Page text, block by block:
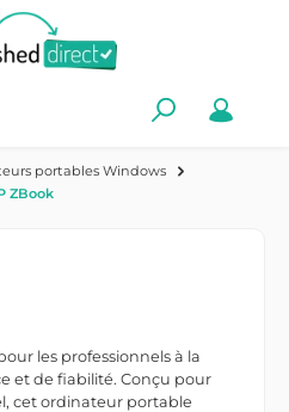
portables Windows
ZBook
les professionnels à la
et de fiabilité. Conçu pour
cet ordinateur portable